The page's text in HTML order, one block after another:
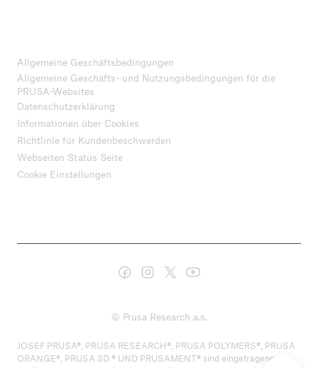
Allgemeine Geschäftsbedingungen
Allgemeine Geschäfts- und Nutzungsbedingungen für die
PRUSA-Websites
Datenschutzerklärung
Informationen über Cookies
Richtlinie für Kundenbeschwerden
Webseiten Status Seite
Cookie Einstellungen
© Prusa Research a.s.
JOSEF PRUSA®, PRUSA RESEARCH®, PRUSA POLYMERS®, PRUSA
ORANGE®, PRUSA 3D ® UND PRUSAMENT® sind eingetragene